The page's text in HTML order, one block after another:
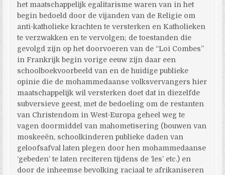
het maatschappelijk egalitarisme waren van in het
begin bedoeld door de vijanden van de Religie om
anti-katholieke krachten te versterken en Katholieken
te verzwakken en te vervolgen; de toestanden die
gevolgd zijn op het doorvoeren van de “Loi Combes”
in Frankrijk begin vorige eeuw zijn daar een
schoolboekvoorbeeld van en de huidige publieke
opinie die de mohammedaanse volksvervangers hier
maatschappelijk wil versterken doet dat in diezelfde
subversieve geest, met de bedoeling om de restanten
van Christendom in West-Europa geheel weg te
vagen doormiddel van mahometisering (bouwen van
moskeeën, schoolkinderen publieke daden van
geloofsafval laten plegen door hen mohammedaanse
‘gebeden’ te laten reciteren tijdens de ‘les’ etc.) en
door de inheemse bevolking raciaal te afrikaniseren